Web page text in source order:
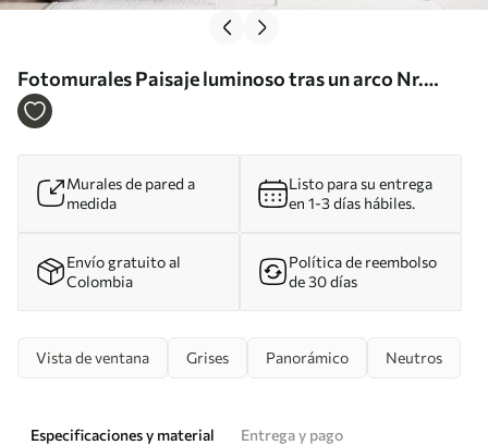
Fotomurales Paisaje luminoso tras un arco Nr.
w02510
Murales de pared a
medida
Listo para su entrega
en 1-3 días hábiles.
Envío gratuito al
Colombia
Política de reembolso
de 30 días
Vista de ventana Grises Panorámico Neutros
Especificaciones y material
Entrega y pago